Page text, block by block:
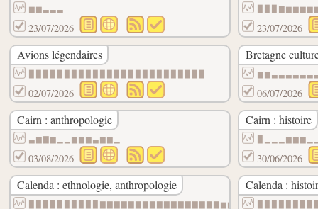
▆▆▃▃▃
23/07/2026 23/07/2026
Avions légendaires
02/07/2026
Bretagne
06/07/2026
Cairn : anthropologie
▃▆▇▆▁▁▆▆▆▃▆▆▁
03/08/2026
Cairn : histoire
30/06/2026
Calenda : ethnologie, anthropologie
▉▉▉▉▉▉▉▉▉▉▇▇▇▇▇▇▇▇▇▇▇▇▇▇▇▇▇▆▆▆
Calenda :